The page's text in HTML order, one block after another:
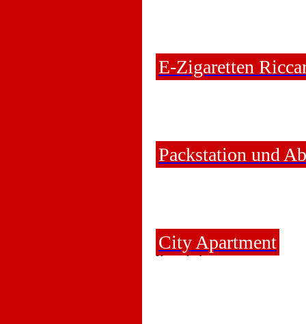
E-Zigaretten
Packstation und
City Apartment